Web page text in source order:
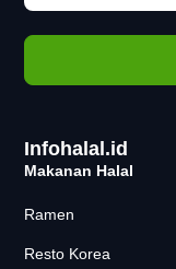
Infohalal.id
Makanan Halal
Ramen
Resto Korea